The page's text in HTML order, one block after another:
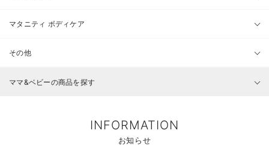
マタニティ ボディケア
その他
ママ&ベビーの商品を探す
INFORMATION
お知らせ